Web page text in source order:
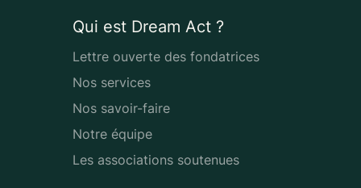
Qui est Dream Act ?
Lettre ouverte des fondatrices
Nos services
Nos savoir-faire
Notre équipe
Les associations soutenues